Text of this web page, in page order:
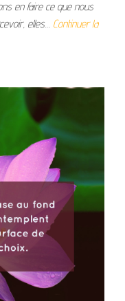
en faire ce que nous
elles… Continuer la